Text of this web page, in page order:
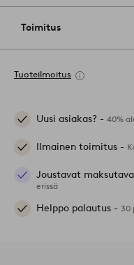
Toimitus
Tuoteilmoitus
Uusi asiakas? - 40%
Ilmainen toimitus -
Joustavat
erissä
Helppo palautus - 30